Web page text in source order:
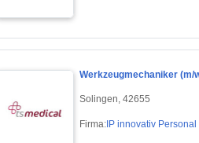
Werkzeugmechaniker (m/
Solingen, 42655
Firma:IP innovativ Personal